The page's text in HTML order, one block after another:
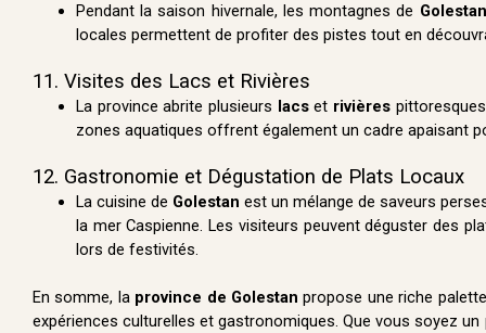
Pendant la saison hivernale, les montagnes de Golestan
locales permettent de profiter des pistes tout en
11. Visites des Lacs et Rivières
La province abrite plusieurs lacset rivières
zones aquatiques offrent également un cadre apaisant
12. Gastronomie et Dégustation de Plats Locaux
La cuisine de Golestan est un mélange de saveurs
la mer Caspienne. Les visiteurs peuvent déguster des
lors de festivités.
En somme, la province de Golestan propose une riche
expériences culturelles et gastronomiques. Que vous soyez un